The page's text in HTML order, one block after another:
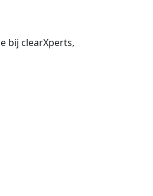
bij clearXperts,